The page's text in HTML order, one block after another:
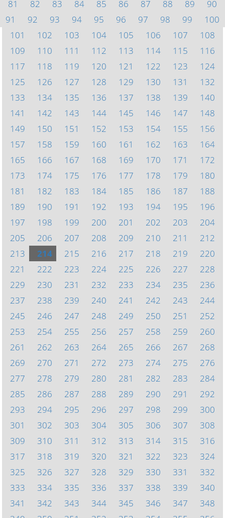
81
82 83 84 85 86 87 88 89
90
91
92 93 94 95 96 97 98 99
100
101
102 103 104 105 106 107
108
109
110 111 112 113 114 115
116
117
118 119 120 121 122 123
124
125
126 127 128 129 130 131
132
133
134 135 136 137 138 139
140
141
142 143 144 145 146 147
148
149
150 151 152 153 154 155
156
157
158 159 160 161 162 163
164
165
166 167 168 169 170 171
172
173
174 175 176 177 178 179
180
181
182 183 184 185 186 187
188
189
190 191 192 193 194 195
196
197
198 199 200 201 202 203
204
205
206 207 208 209 210 211
212
213
214 215 216 217 218 219
220
221
222 223 224 225 226 227
228
229
230 231 232 233 234 235
236
237
238 239 240 241 242 243
244
245
246 247 248 249 250 251
252
253
254 255 256 257 258 259
260
261
262 263 264 265 266 267
268
269
270 271 272 273 274 275
276
277
278 279 280 281 282 283
284
285
286 287 288 289 290 291
292
293
294 295 296 297 298 299
300
301
302 303 304 305 306 307
308
309
310 311 312 313 314 315
316
317
318 319 320 321 322 323
324
325
326 327 328 329 330 331
332
333
334 335 336 337 338 339
340
341
342 343 344 345 346 347
348